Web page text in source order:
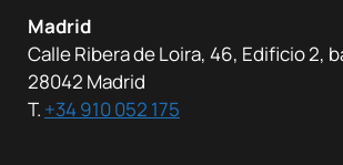
Madrid
Calle Ribera de Loira, 46, Edificio 2,
28042 Madrid
T. +34 910 052 175